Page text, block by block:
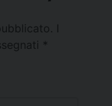
*